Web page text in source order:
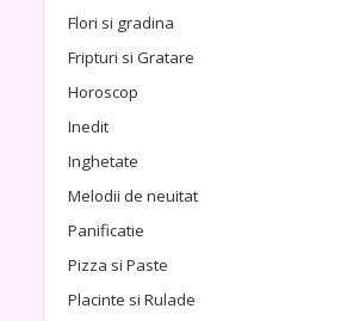
Flori si gradina
Fripturi si Gratare
Horoscop
Inedit
Inghetate
Melodii de neuitat
Panificatie
Pizza si Paste
Placinte si Rulade